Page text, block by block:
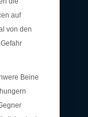
auf
von den
Beine